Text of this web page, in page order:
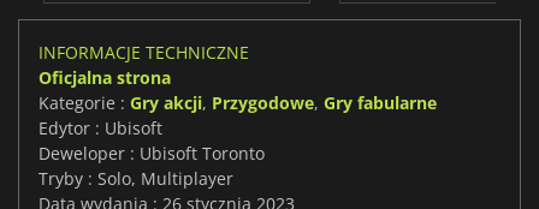
INFORMACJE TECHNICZNE
Oficjalna strona
Kategorie : Gry akcji, Przygodowe, Gry fabularne
Edytor : Ubisoft
Deweloper : Ubisoft Toronto
Tryby : Solo, Multiplayer
Data wydania : 26 stycznia 2023